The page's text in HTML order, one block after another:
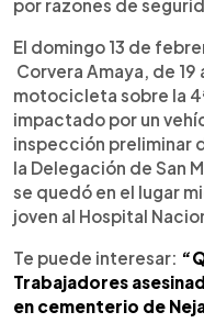
por razones de
El domingo 13 de
Corvera Amaya, de
motocicleta sobre la
impactado por un
inspección preliminar
la Delegación de San
se quedó en el lugar
joven al Hospital
Te puede interesar:
Trabajadores
en cementerio de